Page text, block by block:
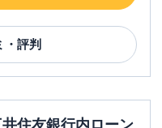
・評判
住友銀行内ローン